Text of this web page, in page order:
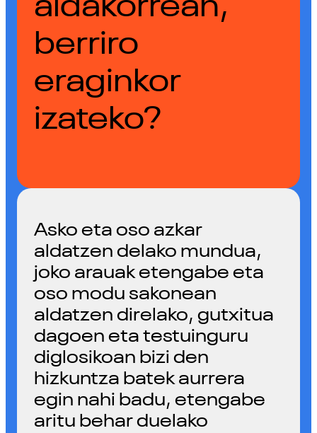
aldakorrean,
berriro
eraginkor
izateko?
Asko eta oso azkar
aldatzen delako mundua,
joko arauak etengabe eta
oso modu sakonean
aldatzen direlako, gutxitua
dagoen eta testuinguru
diglosikoan bizi den
hizkuntza batek aurrera
egin nahi badu, etengabe
aritu behar duelako